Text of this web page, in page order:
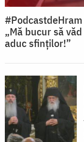
„Mă bucur să
aduc sfinților!”